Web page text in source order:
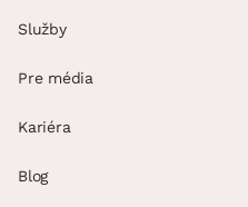
Služby
Pre média
Kariéra
Blog